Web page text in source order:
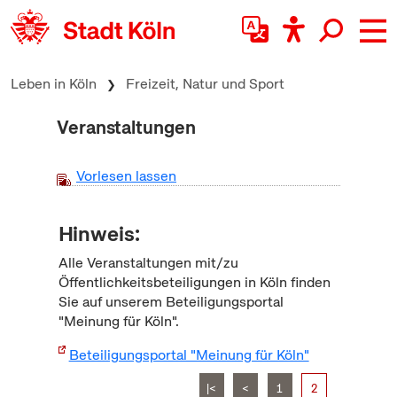
zum Inhalt springen
Leben in Köln Freizeit, Natur und Sport
Veranstaltungen
Vorlesen lassen
Hinweis:
Alle Veranstaltungen mit/zu
Öffentlichkeitsbeteiligungen in Köln finden
Sie auf unserem Beteiligungsportal
"Meinung für Köln".
Beteiligungsportal "Meinung für Köln"
|< < 1 2